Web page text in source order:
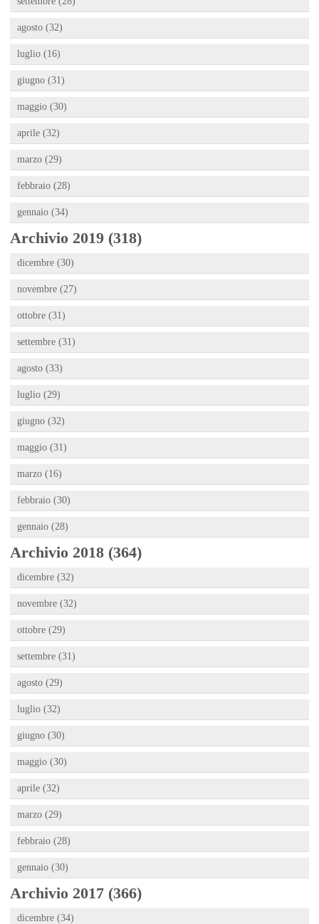
agosto (32)
luglio (16)
giugno (31)
maggio (30)
aprile (32)
marzo (29)
febbraio (28)
gennaio (34)
Archivio 2019 (318)
dicembre (30)
novembre (27)
ottobre (31)
settembre (31)
agosto (33)
luglio (29)
giugno (32)
maggio (31)
marzo (16)
febbraio (30)
gennaio (28)
Archivio 2018 (364)
dicembre (32)
novembre (32)
ottobre (29)
settembre (31)
agosto (29)
luglio (32)
giugno (30)
maggio (30)
aprile (32)
marzo (29)
febbraio (28)
gennaio (30)
Archivio 2017 (366)
dicembre (34)